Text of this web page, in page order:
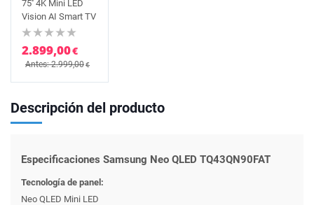
75'' 4K Mini LED
Vision AI Smart TV
2.899,00€
Antes: 2.999,00€
Descripción del producto
Especificaciones Samsung Neo QLED TQ43QN90FAT
Tecnología de panel:
Neo QLED Mini LED